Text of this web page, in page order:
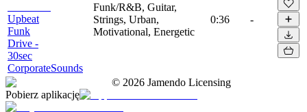
Upbeat
Funk
Drive -
30sec
CorporateSounds
Funk/R&B, Guitar,
Strings, Urban,
Motivational, Energetic
0:36 -
© 2026 Jamendo Licensing
Pobierz aplikację